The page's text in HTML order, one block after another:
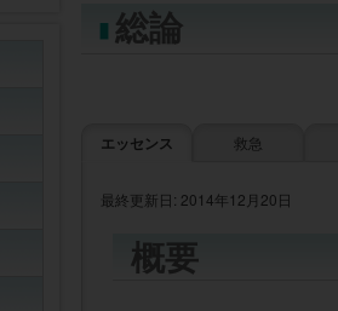
総論
エッセンス 救急
最終更新日: 2014年12月20日
概要